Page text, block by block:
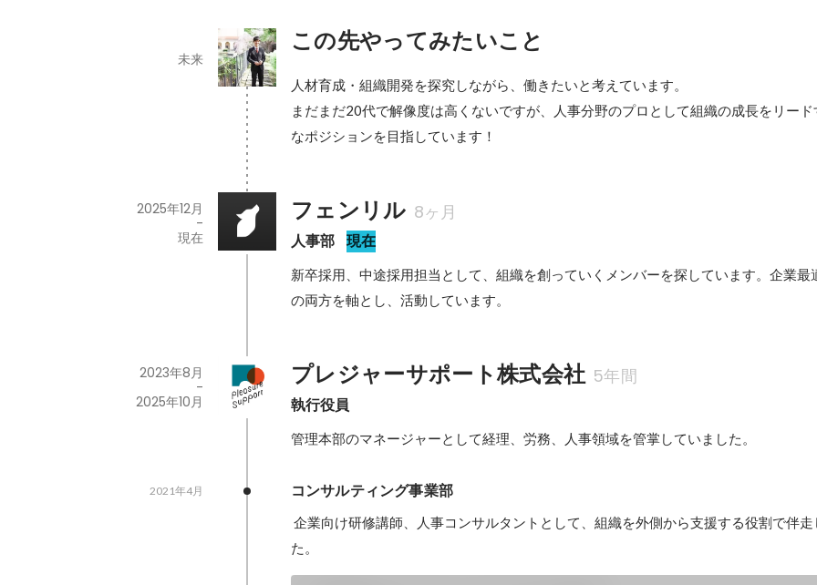
この先やってみたいこと
未来
人材育成・組織開発を探究しながら、働きたいと考えています。
まだまだ20代で解像度は高くないですが、人事分野のプロとして組織の成長をリード
なポジションを目指しています！
フェンリル 8ヶ月
人事部 現在
2025年12月
-
現在
新卒採用、中途採用担当として、組織を創っていくメンバーを探しています。企業最
の両方を軸とし、活動しています。
プレジャーサポート株式会社 5年間
執行役員
2023年8月
-
2025年10月
管理本部のマネージャーとして経理、労務、人事領域を管掌していました。
コンサルティング事業部
2021年4月